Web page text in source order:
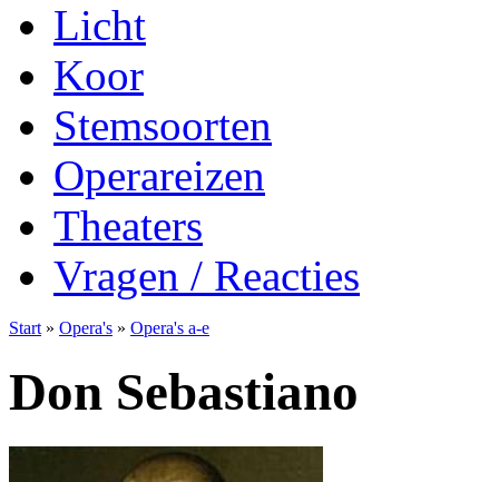
Licht
Koor
Stemsoorten
Operareizen
Theaters
Vragen / Reacties
Start » Opera's » Opera's a-e
Don Sebastiano